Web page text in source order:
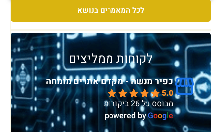
לכל המאמרים בנושא
לקוחות ממליצים
כפיר מנשה - מקדם אתרים מומחה
5.0
מבוסס על 26 ביקורות
powered byGoogle